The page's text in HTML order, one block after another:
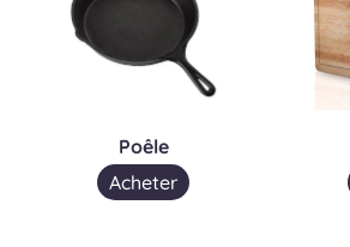
Poêle
Acheter